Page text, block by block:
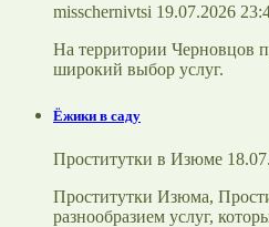
misschernivtsi 19.07.2026
На территории Черновцов
широкий выбор услуг.
Ёжики в саду
Проститутки в Изюме
Проститутки Изюма,
разнообразием услуг,